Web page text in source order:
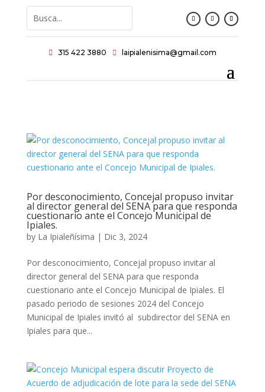
 315 422 3880  laipialenisima@gmail.com
Por desconocimiento, Concejal propuso invitar
al director general del SENA para que responda
cuestionario ante el Concejo Municipal de
Ipiales.
by La Ipialeñísima | Dic 3, 2024
Por desconocimiento, Concejal propuso invitar al
director general del SENA para que responda
cuestionario ante el Concejo Municipal de Ipiales. El
pasado periodo de sesiones 2024 del Concejo
Municipal de Ipiales invitó al subdirector del SENA en
Ipiales para que...